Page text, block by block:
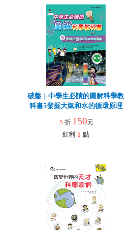
破盤｜中學生必讀的圖解科學教
科書5發掘大氣和水的循環原理
5 折 150元
紅利 1 點